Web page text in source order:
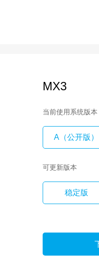
MX3
当前使用系统版本
A（公开版）
可更新版本
稳定版